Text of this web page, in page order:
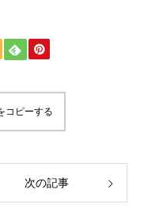
コピーする
次の記事